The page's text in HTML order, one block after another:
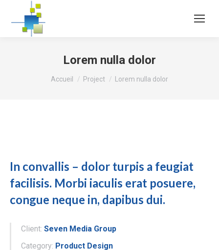
Lorem nulla dolor
Vous êtes ici :
Accueil Project Lorem nulla dolor
In convallis – dolor turpis a feugiat
facilisis. Morbi iaculis erat posuere,
congue neque in, dapibus dui.
Client: Seven Media Group
Category: Product Design